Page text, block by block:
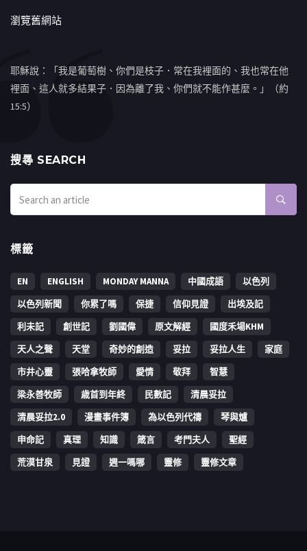
瀏覽舊網站
耶穌說：「我是葡萄樹、你們是枝子．常在我裡面的、我也常在他
裡面、這人就多結果子．因為離了我、你們就不能作甚麼。」（約
15:5）
搜㝷 SEARCH
標籤
EN ENGLISH MONDAY MANNA 中國成語
以色列
以色列新聞
你累了嗎 保捷 信仰見證
出埃及記
利未記
創世記 劉國偉 原文解經
國度禾場KHM
天人之聲
天堂 奇妙的創造 妥拉 妥拉人生
家庭
市井心靈
張哈拿牧師 愛情 敬拜
智慧
梁永善牧師
歳首到年終 民數記
清晨妥拉
清晨妥拉2.0
漫畫事件簿 為以色列代禱
琴與爐
申命記
真理 知識 箴言 考門夫人
聖經
荒漠甘泉
見證 週一嗎哪 靈修 靈修文章